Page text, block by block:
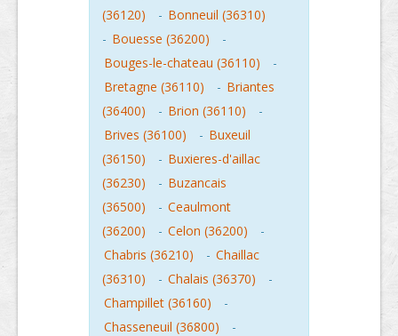
(36120)
- Bonneuil (36310)
- Bouesse (36200)
-
Bouges-le-chateau (36110)
-
Bretagne (36110)
- Briantes
(36400)
- Brion (36110)
-
Brives (36100)
- Buxeuil
(36150)
- Buxieres-d'aillac
(36230)
- Buzancais
(36500)
- Ceaulmont
(36200)
- Celon (36200)
-
Chabris (36210)
- Chaillac
(36310)
- Chalais (36370)
-
Champillet (36160)
-
Chasseneuil (36800)
-